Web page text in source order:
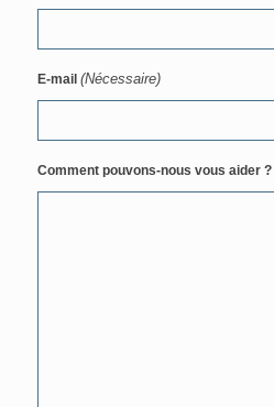
E-mail (Nécessaire)
Comment pouvons-nous vous aider ?